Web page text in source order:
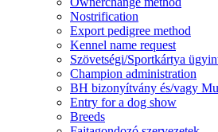
Nostrification
Export pedigree method
Kennel name request
Szövetségi/Sportkártya
Champion administration
BH bizonyítvány és/vagy
Entry for a dog show
Breeds